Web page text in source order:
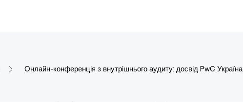
Онлайн-конференція з внутрішнього аудиту: досвід PwC Україна